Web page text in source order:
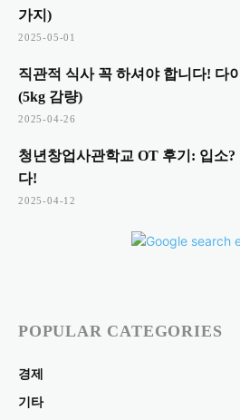
가지)
2025-05-01
직관적 식사 꼭 하셔야 합니다! 다
(5kg 감량)
2025-04-26
청년창업사관학교 OT 후기: 입소?
다!
2025-04-12
POPULAR CATEGORIES
경제
기타